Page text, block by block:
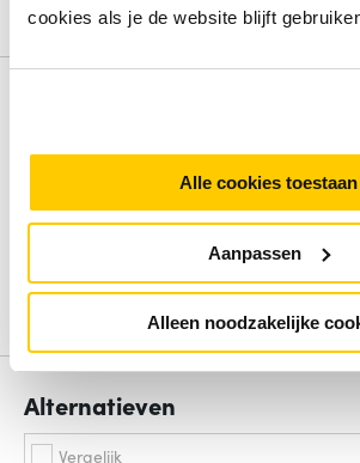
cookies als je de website blijft
Alle cookies toestaan
Aanpassen
Alleen noodzakelijke
Bekijk alle specificaties
Beoordelingen binnenkort beschikbaar
Deel je ervaring met het product door het
Schrijf een review
Alternatieven
Vergelijk